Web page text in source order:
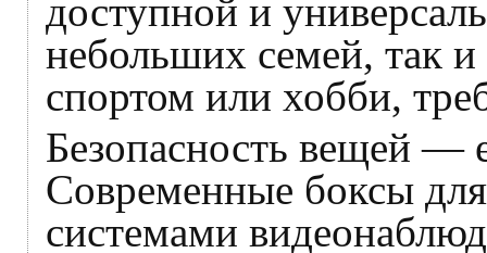
доступной и
небольших семей, так
спортом или хобби,
Безопасность вещей —
Современные боксы
системами